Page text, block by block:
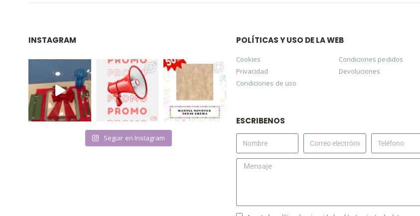
INSTAGRAM
Seguir en Instagram
POLÍTICAS Y USO DE LA WEB
Cookies
Privacidad
Condiciones de uso
Condiciones pedidos
Devoluciones
ESCRIBENOS